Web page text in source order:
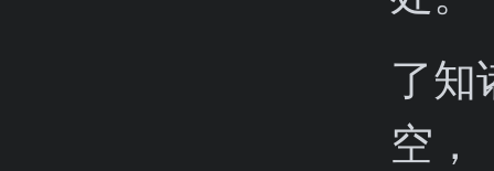
了知
空，